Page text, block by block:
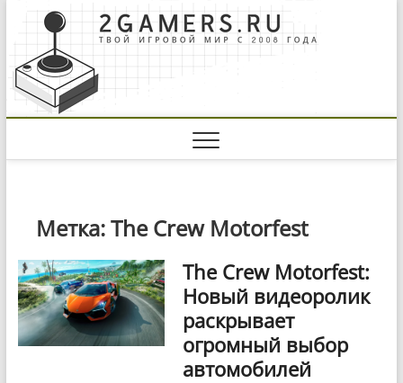
content
Метка:The Crew Motorfest
The Crew Motorfest:
Новый видеоролик
раскрывает
огромный выбор
автомобилей